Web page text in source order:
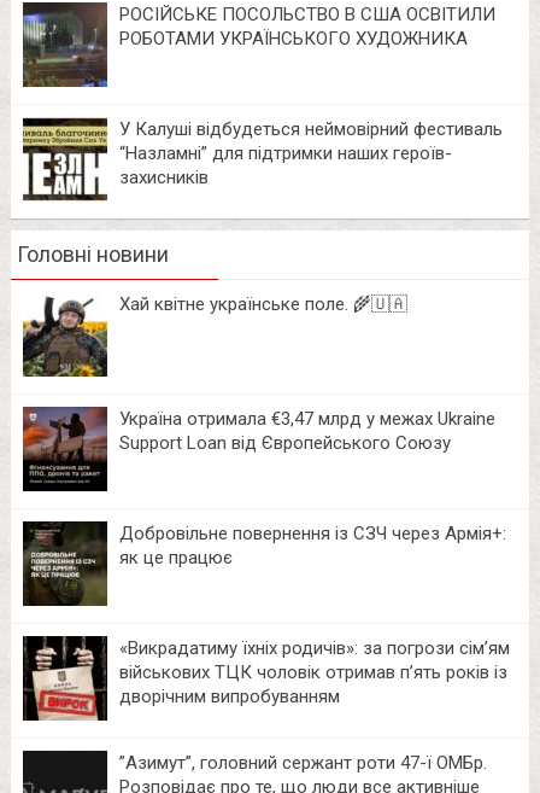
РОСІЙСЬКЕ ПОСОЛЬСТВО В США ОСВІТИЛИ
РОБОТАМИ УКРАЇНСЬКОГО ХУДОЖНИКА
У Калуші відбудеться неймовірний фестиваль
“Назламні” для підтримки наших героїв-
захисників
Головні новини
Хай квітне українське поле. 🌾🇺🇦
Україна отримала €3,47 млрд у межах Ukraine
Support Loan від Європейського Союзу
Добровільне повернення із СЗЧ через Армія+:
як це працює
«Викрадатиму їхніх родичів»: за погрози сім’ям
військових ТЦК чоловік отримав п’ять років із
дворічним випробуванням
⁨”Азимут”, головний сержант роти 47-ї ОМБр.
Розповідає про те, що люди все активніше